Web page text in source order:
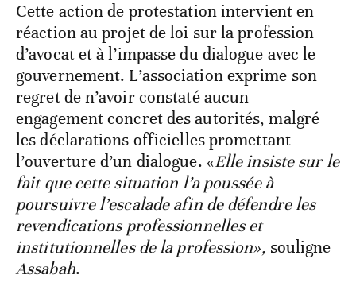
Cette action de protestation intervient en
réaction au projet de loi sur la profession
d’avocat et à l’impasse du dialogue avec le
gouvernement. L’association exprime son
regret de n’avoir constaté aucun
engagement concret des autorités, malgré
les déclarations officielles promettant
l’ouverture d’un dialogue. «Elle insiste sur le
fait que cette situation l’a poussée à
poursuivre l’escalade afin de défendre les
revendications professionnelles et
institutionnelles de la profession», souligne
Assabah.